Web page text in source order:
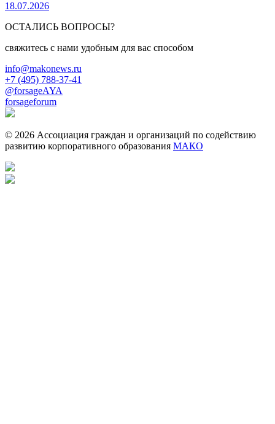
18.07.2026
ОСТАЛИСЬ ВОПРОСЫ?
свяжитесь с нами удобным для вас способом
info@makonews.ru
+7 (495) 788-37-41
@forsageAYA
forsageforum
© 2026 Ассоциация граждан и организаций по содействию
развитию корпоративного образования МАКО